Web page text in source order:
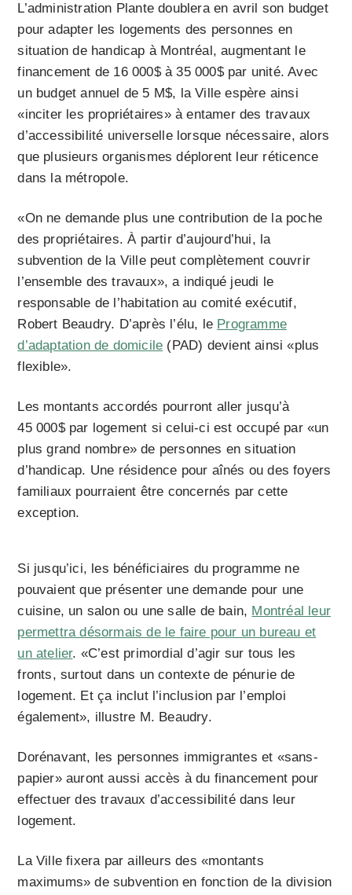
L’administration Plante doublera en avril son budget
pour adapter les logements des personnes en
situation de handicap à Montréal, augmentant le
financement de 16 000$ à 35 000$ par unité. Avec
un budget annuel de 5 M$, la Ville espère ainsi
«inciter les propriétaires» à entamer des travaux
d’accessibilité universelle lorsque nécessaire, alors
que plusieurs organismes déplorent leur réticence
dans la métropole.
«On ne demande plus une contribution de la poche
des propriétaires. À partir d’aujourd’hui, la
subvention de la Ville peut complètement couvrir
l’ensemble des travaux», a indiqué jeudi le
responsable de l’habitation au comité exécutif,
Robert Beaudry. D’après l’élu, le Programme
d’adaptation de domicile (PAD) devient ainsi «plus
flexible».
Les montants accordés pourront aller jusqu’à
45 000$ par logement si celui-ci est occupé par «un
plus grand nombre» de personnes en situation
d’handicap. Une résidence pour aînés ou des foyers
familiaux pourraient être concernés par cette
exception.
Si jusqu’ici, les bénéficiaires du programme ne
pouvaient que présenter une demande pour une
cuisine, un salon ou une salle de bain, Montréal leur
permettra désormais de le faire pour un bureau et
un atelier. «C’est primordial d’agir sur tous les
fronts, surtout dans un contexte de pénurie de
logement. Et ça inclut l’inclusion par l’emploi
également», illustre M. Beaudry.
Dorénavant, les personnes immigrantes et «sans-
papier» auront aussi accès à du financement pour
effectuer des travaux d’accessibilité dans leur
logement.
La Ville fixera par ailleurs des «montants
maximums» de subvention en fonction de la division